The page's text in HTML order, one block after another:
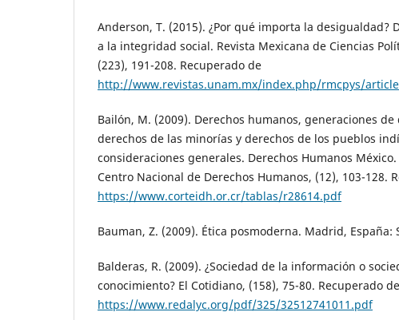
Anderson, T. (2015). ¿Por qué importa la desigualdad?
a la integridad social. Revista Mexicana de Ciencias
(223), 191-208. Recuperado de
http://www.revistas.unam.mx/index.php/rmcpys/
Bailón, M. (2009). Derechos humanos, generaciones de
derechos de las minorías y derechos de los pueblos
consideraciones generales. Derechos Humanos México.
Centro Nacional de Derechos Humanos, (12), 103-128.
https://www.corteidh.or.cr/tablas/r28614.pdf
Bauman, Z. (2009). Ética posmoderna. Madrid, España:
Balderas, R. (2009). ¿Sociedad de la información o
conocimiento? El Cotidiano, (158), 75-80. Recuperado de
https://www.redalyc.org/pdf/325/32512741011.pdf